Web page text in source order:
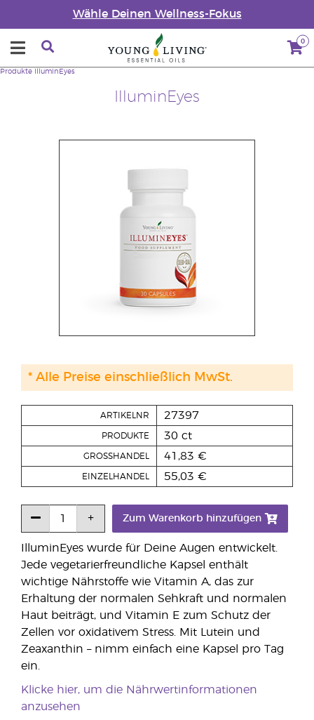
Wähle Deinen Wellness-Fokus
0
IlluminEyes
Produkte IlluminEyes
IlluminEyes wurde für Deine Augen entwickelt.
Jede vegetarierfreundliche Kapsel enthält
wichtige Nährstoffe wie Vitamin A, das zur
Erhaltung der normalen Sehkraft und normalen
Haut beiträgt, und Vitamin E zum Schutz der
Zellen vor oxidativem Stress. Mit Lutein und
Zeaxanthin – nimm einfach eine Kapsel pro Tag
ein.
Klicke hier, um die Nährwertinformationen
anzusehen
ARTIKELNR 27397
PRODUKTE 30 ct
GROSSHANDEL 41,83 €
EINZELHANDEL 55,03 €
Zum Warenkorb hinzufügen
* Alle Preise einschließlich MwSt.